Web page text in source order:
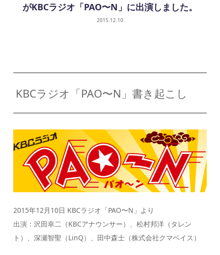
がKBCラジオ「PAO〜N」に出演しました。
2015.12.10
KBCラジオ「PAO〜N」書き起こし
2015年12月10日 KBCラジオ「PAO〜N」より
出演：沢田幸二（KBCアナウンサー）、松村邦洋（タレン
ト）、深瀬智聖（LinQ）、田中森士（株式会社クマベイス）